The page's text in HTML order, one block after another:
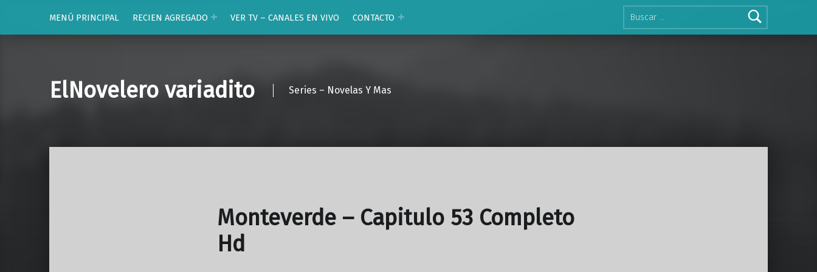
Buscar:
MENÚ PRINCIPAL
RECIEN AGREGADO VER TV – CANALES EN VIVO CONTACTO
ElNovelero variadito Series – Novelas Y Mas
Monteverde – Capitulo 53 Completo
Hd